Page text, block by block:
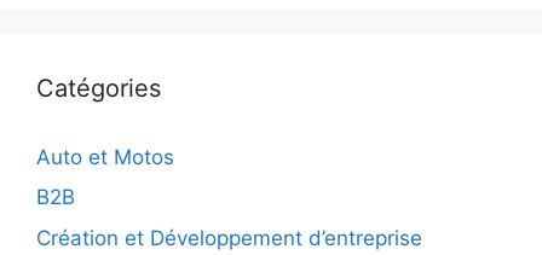
Catégories
Auto et Motos
B2B
Création et Développement d’entreprise